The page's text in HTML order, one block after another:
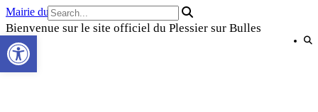
Skip
to
content
Mairie du Plessier sur Bulles
Bienvenue sur le site officiel du Plessier sur Bulles
Ouvrir la barre d’outils